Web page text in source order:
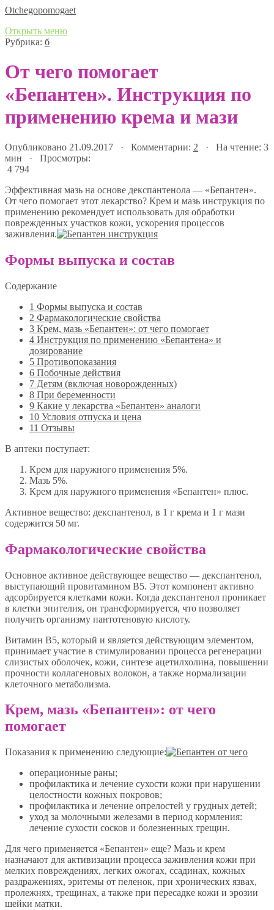
Оtchegopomogaet
Открыть меню
Рубрика: б
От чего помогает
«Бепантен». Инструкция по
применению крема и мази
Опубликовано 21.09.2017 · Комментарии: 2 · На чтение: 3
мин · Просмотры:
4 794
Эффективная мазь на основе декспантенола — «Бепантен».
От чего помогает этот лекарство? Крем и мазь инструкция по
применению рекомендует использовать для обработки
поврежденных участков кожи, ускорения процессов
заживления.
Формы выпуска и состав
Содержание
1 Формы выпуска и состав
2 Фармакологические свойства
3 Крем, мазь «Бепантен»: от чего помогает
4 Инструкция по применению «Бепантена» и
дозирование
5 Противопоказания
6 Побочные действия
7 Детям (включая новорожденных)
8 При беременности
9 Какие у лекарства «Бепантен» аналоги
10 Условия отпуска и цена
11 Отзывы
В аптеки поступает:
Крем для наружного применения 5%.
Мазь 5%.
Крем для наружного применения «Бепантен» плюс.
Активное вещество: декспантенол, в 1 г крема и 1 г мази
содержится 50 мг.
Фармакологические свойства
Основное активное действующее вещество — декспантенол,
выступающий провитамином В5. Этот компонент активно
адсорбируется клетками кожи. Когда декспантенол проникает
в клетки эпителия, он трансформируется, что позволяет
получить организму пантотеновую кислоту.
Витамин В5, который и является действующим элементом,
принимает участие в стимулировании процесса регенерации
слизистых оболочек, кожи, синтезе ацетилхолина, повышении
прочности коллагеновых волокон, а также нормализации
клеточного метаболизма.
Крем, мазь «Бепантен»: от чего
помогает
Показания к применению следующие:
операционные раны;
профилактика и лечение сухости кожи при нарушении
целостности кожных покровов;
профилактика и лечение опрелостей у грудных детей;
уход за молочными железами в период кормления:
лечение сухости сосков и болезненных трещин.
Для чего применяется «Бепантен» еще? Мазь и крем
назначают для активизации процесса заживления кожи при
мелких повреждениях, легких ожогах, ссадинах, кожных
раздражениях, эритемы от пеленок, при хронических язвах,
пролежнях, трещинах, а также при пересадке кожи и эрозии
шейки матки.